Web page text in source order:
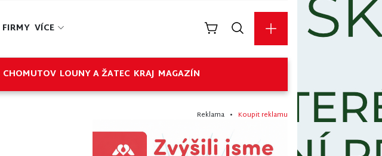
FIRMY VÍCE
CHOMUTOV LOUNY A ŽATEC KRAJ MAGAZÍN
Reklama • Koupit reklamu